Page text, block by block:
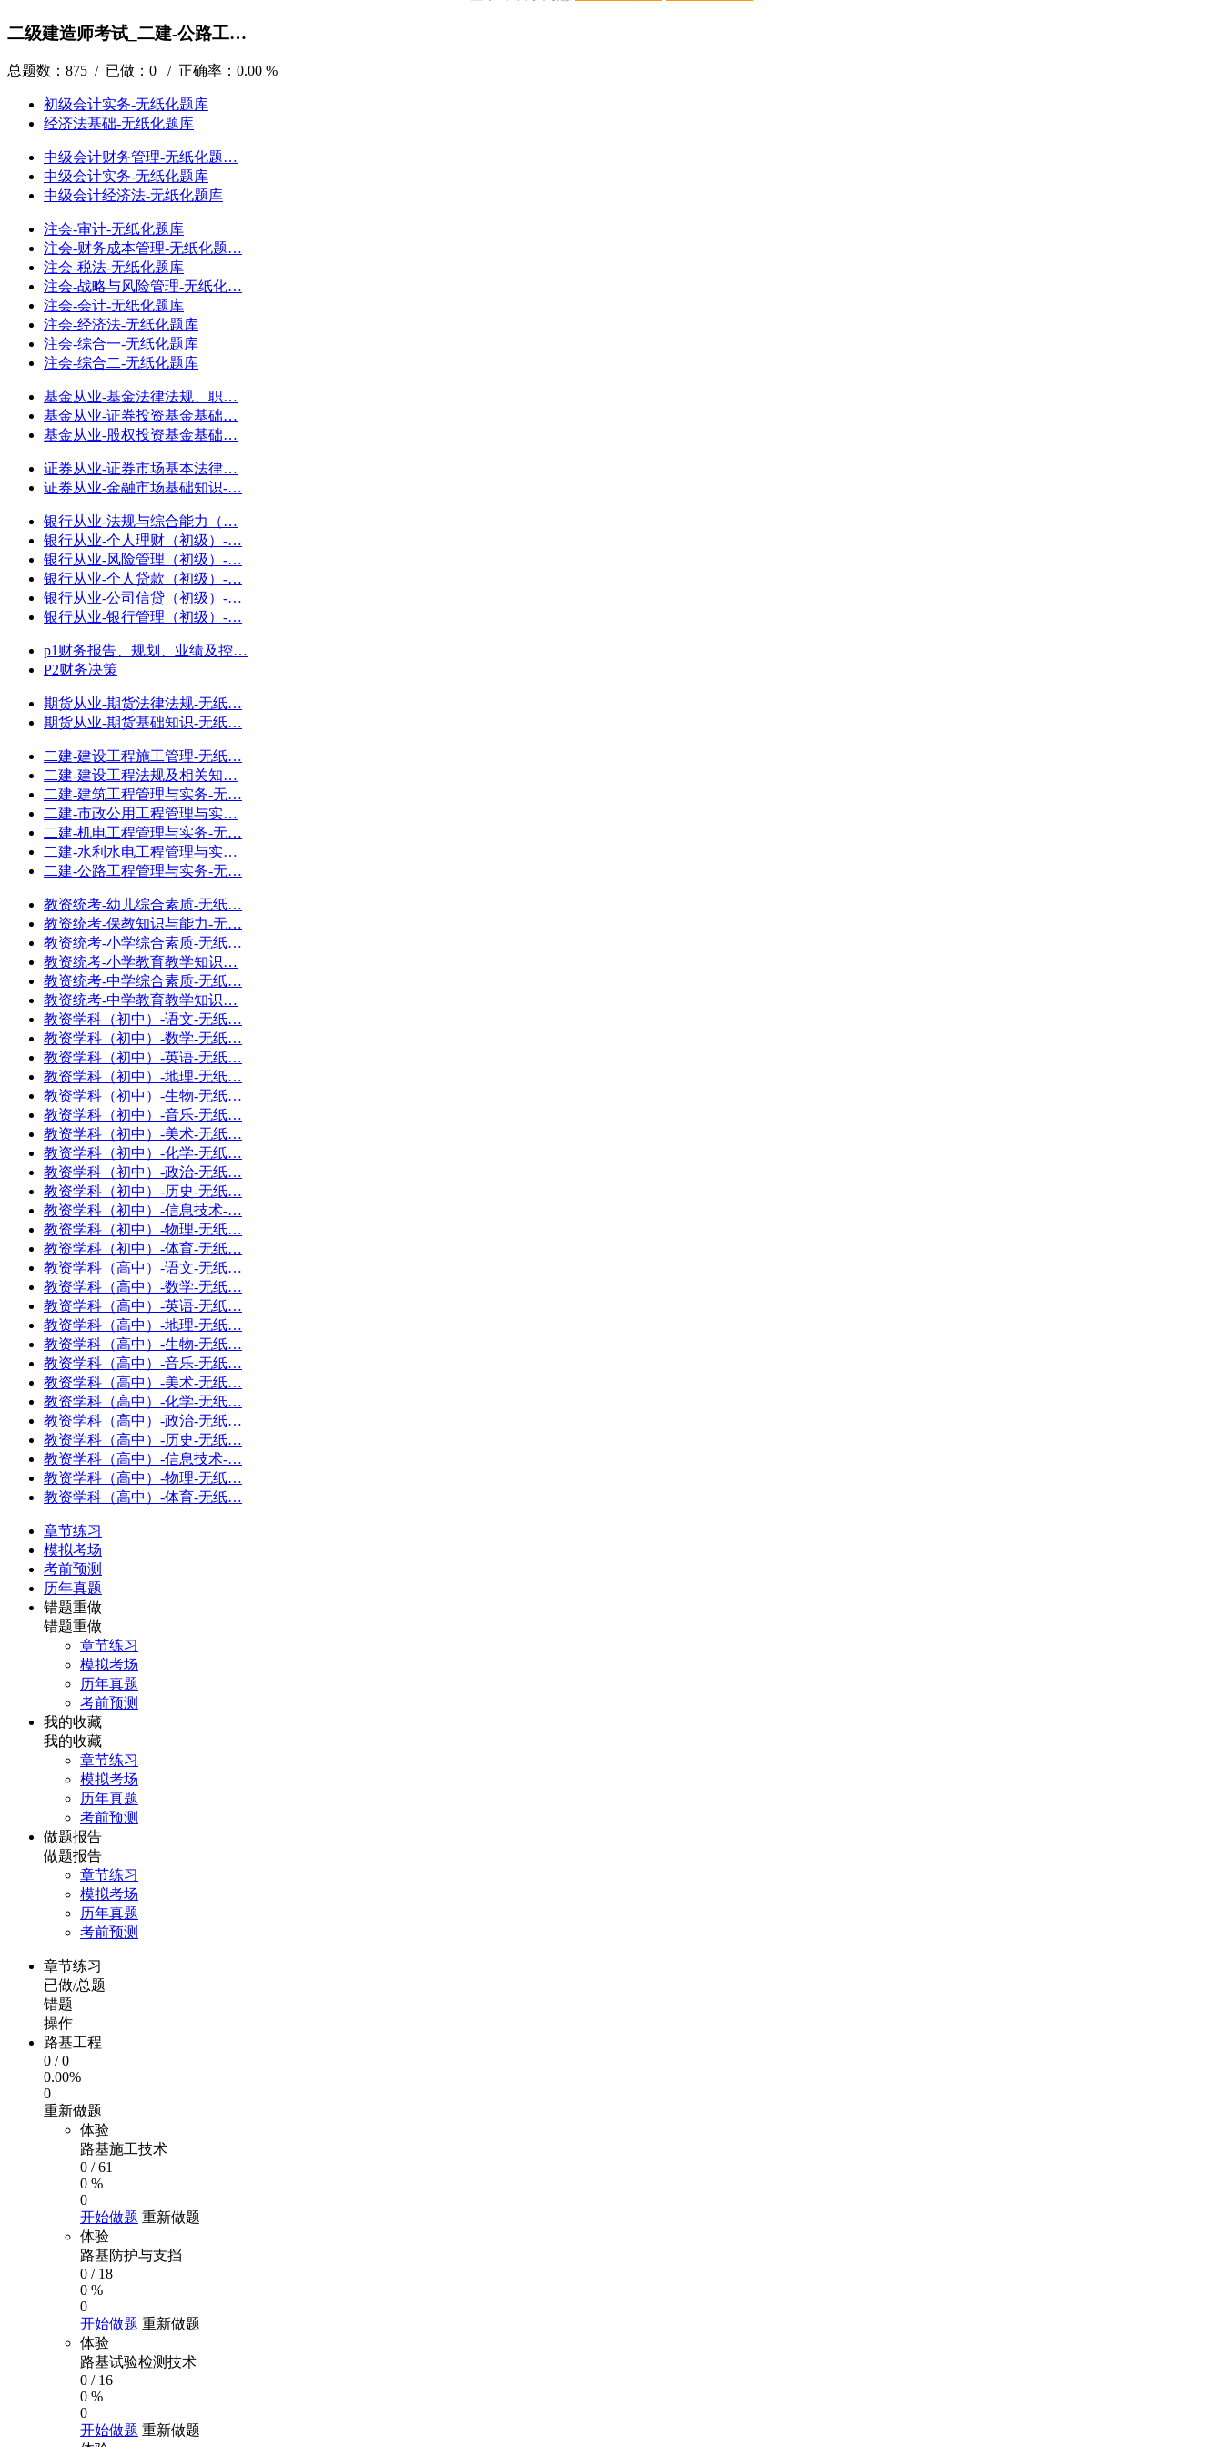
二级建造师考试_二建-公路工…
总题数：875 / 已做：0 / 正确率：0.00 %
初级会计实务-无纸化题库
经济法基础-无纸化题库
中级会计财务管理-无纸化题…
中级会计实务-无纸化题库
中级会计经济法-无纸化题库
注会-审计-无纸化题库
注会-财务成本管理-无纸化题…
注会-税法-无纸化题库
注会-战略与风险管理-无纸化…
注会-会计-无纸化题库
注会-经济法-无纸化题库
注会-综合一-无纸化题库
注会-综合二-无纸化题库
基金从业-基金法律法规、职…
基金从业-证券投资基金基础…
基金从业-股权投资基金基础…
证券从业-证券市场基本法律…
证券从业-金融市场基础知识-…
银行从业-法规与综合能力（…
银行从业-个人理财（初级）-…
银行从业-风险管理（初级）-…
银行从业-个人贷款（初级）-…
银行从业-公司信贷（初级）-…
银行从业-银行管理（初级）-…
p1财务报告、规划、业绩及控…
P2财务决策
期货从业-期货法律法规-无纸…
期货从业-期货基础知识-无纸…
二建-建设工程施工管理-无纸…
二建-建设工程法规及相关知…
二建-建筑工程管理与实务-无…
二建-市政公用工程管理与实…
二建-机电工程管理与实务-无…
二建-水利水电工程管理与实…
二建-公路工程管理与实务-无…
教资统考-幼儿综合素质-无纸…
教资统考-保教知识与能力-无…
教资统考-小学综合素质-无纸…
教资统考-小学教育教学知识…
教资统考-中学综合素质-无纸…
教资统考-中学教育教学知识…
教资学科（初中）-语文-无纸…
教资学科（初中）-数学-无纸…
教资学科（初中）-英语-无纸…
教资学科（初中）-地理-无纸…
教资学科（初中）-生物-无纸…
教资学科（初中）-音乐-无纸…
教资学科（初中）-美术-无纸…
教资学科（初中）-化学-无纸…
教资学科（初中）-政治-无纸…
教资学科（初中）-历史-无纸…
教资学科（初中）-信息技术-…
教资学科（初中）-物理-无纸…
教资学科（初中）-体育-无纸…
教资学科（高中）-语文-无纸…
教资学科（高中）-数学-无纸…
教资学科（高中）-英语-无纸…
教资学科（高中）-地理-无纸…
教资学科（高中）-生物-无纸…
教资学科（高中）-音乐-无纸…
教资学科（高中）-美术-无纸…
教资学科（高中）-化学-无纸…
教资学科（高中）-政治-无纸…
教资学科（高中）-历史-无纸…
教资学科（高中）-信息技术-…
教资学科（高中）-物理-无纸…
教资学科（高中）-体育-无纸…
章节练习
模拟考场
考前预测
历年真题
错题重做
错题重做
章节练习
模拟考场
历年真题
考前预测
我的收藏
我的收藏
章节练习
模拟考场
历年真题
考前预测
做题报告
做题报告
章节练习
模拟考场
历年真题
考前预测
章节练习
已做/总题
错题
操作
路基工程
0 /0
0.00%
0
重新做题
体验
路基施工技术
0 /61
0 %
0
开始做题 重新做题
体验
路基防护与支挡
0 / 18
0 %
0
开始做题 重新做题
体验
路基试验检测技术
0 / 16
0 %
0
开始做题 重新做题